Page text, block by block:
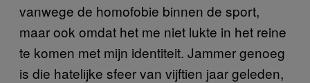
vanwege de homofobie binnen de sport,
maar ook omdat het me niet lukte in het reine
te komen met mijn identiteit. Jammer genoeg
is die hatelijke sfeer van vijftien jaar geleden,